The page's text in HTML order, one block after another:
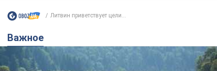
Литвин приветствует цели...
Важное